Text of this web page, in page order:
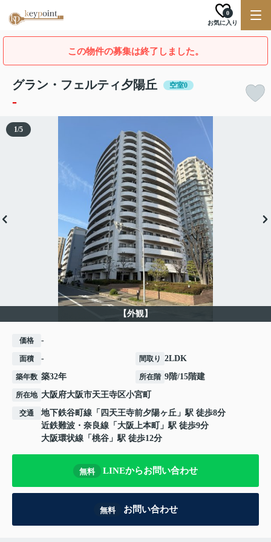
お気に入り
0
この物件の募集は終了しました。
グラン・フェルティ夕陽丘 空室0
-
【外観】
1/5
価格 -
面積 - 間取り 2LDK
築年数 築32年 所在階 9階/15階建
所在地 大阪府大阪市天王寺区小宮町
交通 地下鉄谷町線 「 四天王寺前夕陽ヶ丘 」駅 徒歩8分
近鉄難波・奈良線 「 大阪上本町
」駅 徒歩9分
大阪環状線 「 桃谷 」駅 徒歩12分
無料 LINEからお問い合わせ
無料 お問い合わせ